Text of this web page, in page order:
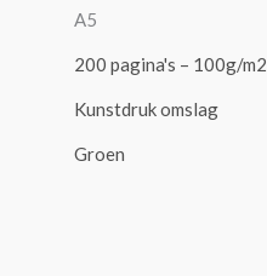
A5
200 pagina's – 100g/m2
Kunstdruk omslag
Groen